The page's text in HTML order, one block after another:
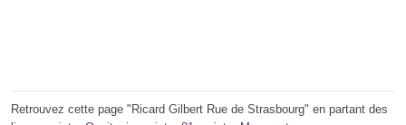
Retrouvez cette page "Ricard Gilbert Rue de Strasbourg" en partant des